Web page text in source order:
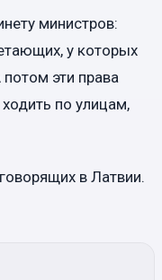
министров:
у которых
эти права
по улицам,
в Латвии.